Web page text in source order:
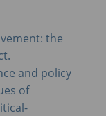
the
and policy
of